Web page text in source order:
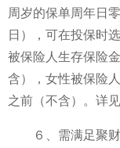
周岁的保单周年日
日），可在投保时
被保险人生存保险
含），女性被保险
之前（不含）。详
６、需满足聚